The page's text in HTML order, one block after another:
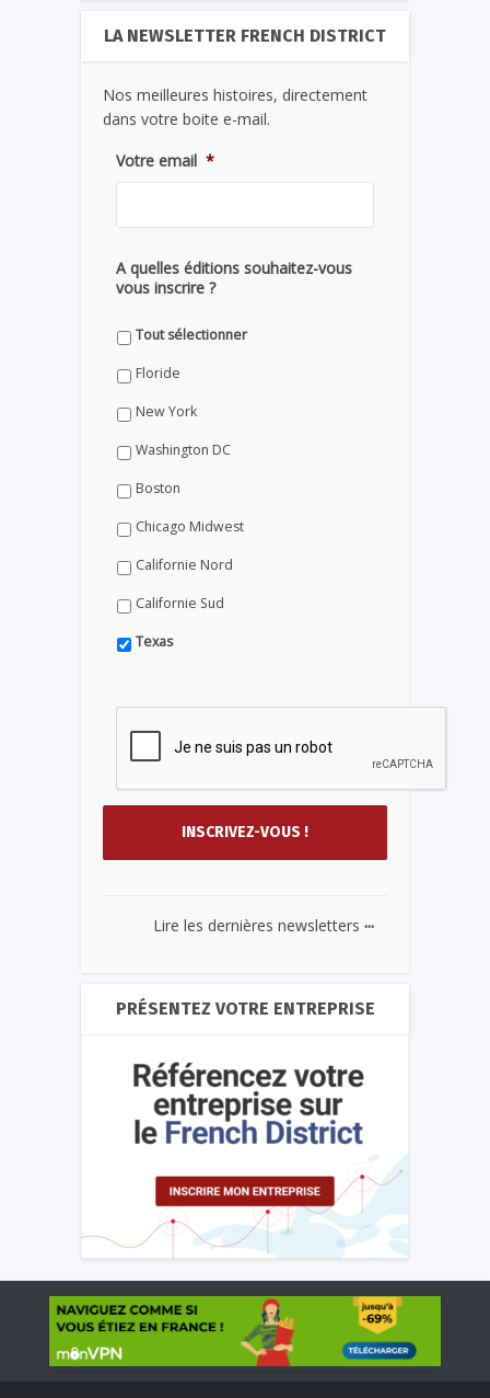
LA NEWSLETTER FRENCH DISTRICT
Nos meilleures histoires, directement
dans votre boite e-mail.
Votre email *
A quelles éditions souhaitez-vous
vous inscrire ?
Tout sélectionner
Floride
New York
Washington DC
Boston
Chicago Midwest
Californie Nord
Californie Sud
Texas
Lire les dernières newsletters ...
PRÉSENTEZ VOTRE ENTREPRISE